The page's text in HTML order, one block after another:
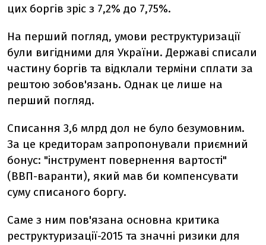
цих боргів зріс з 7,2% до 7,75%.
На перший погляд, умови реструктуризації
були вигідними для України. Державі списали
частину боргів та відклали терміни сплати за
рештою зобов'язань. Однак це лише на
перший погляд.
Списання 3,6 млрд дол не було безумовним.
За це кредиторам запропонували приємний
бонус: "інструмент повернення вартості"
(ВВП-варанти), який мав би компенсувати
суму списаного боргу.
Саме з ним пов'язана основна критика
реструктуризації-2015 та значні ризики для